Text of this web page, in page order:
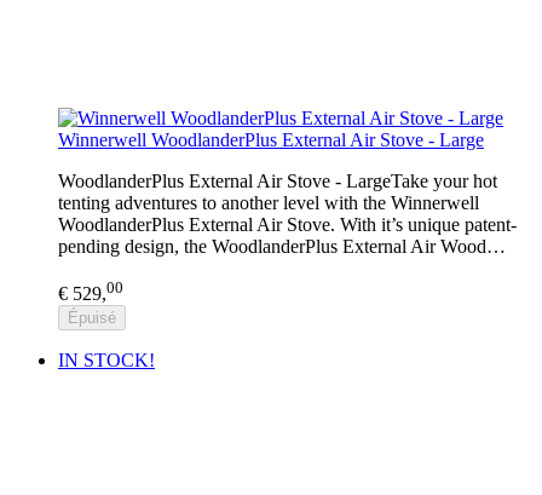
Winnerwell WoodlanderPlus External Air Stove - Large
WoodlanderPlus External Air Stove - LargeTake your hot
tenting adventures to another level with the Winnerwell
WoodlanderPlus External Air Stove. With it’s unique patent-
pending design, the WoodlanderPlus External Air Wood…
€ 529,00
Épuisé
IN STOCK!